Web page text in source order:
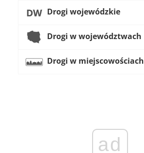
Drogi wojewódzkie
Drogi w województwach
Drogi w miejscowościach
ad